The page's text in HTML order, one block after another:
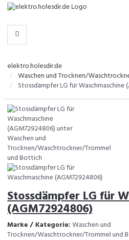
-
KATEGORIEN
elektro.holesdir.de
Waschen und Trocknen/
Stossdämpfer LG für Waschmaschine
Stossdämpfer LG für
(AGM72924806)
Marke / Kategorie: Waschen und
Trocknen/Waschtrockner/Trommel und